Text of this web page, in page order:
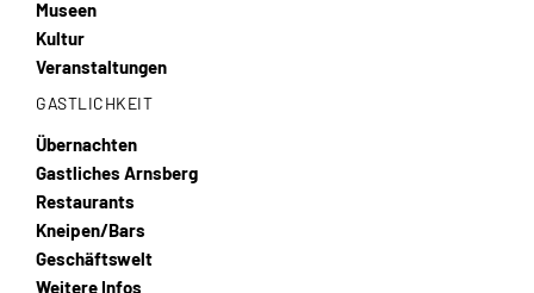
Museen
Kultur
Veranstaltungen
GASTLICHKEIT
Übernachten
Gastliches Arnsberg
Restaurants
Kneipen/Bars
Geschäftswelt
Weitere Infos